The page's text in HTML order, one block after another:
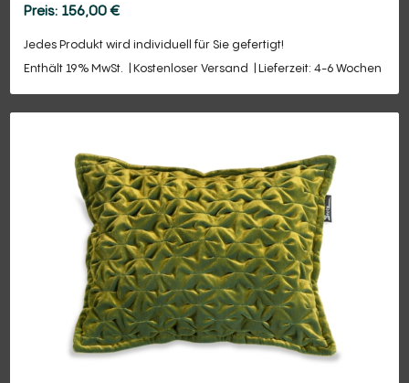
156,00€
Jedes Produkt wird individuell für Sie gefertigt!
Enthält 19% MwSt.
Kostenloser Versand Lieferzeit: 4-6 Wochen